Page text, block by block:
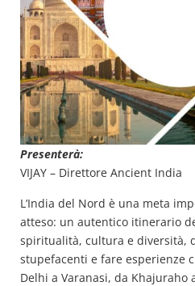
Presenterà:
VIJAY – Direttore Ancient India
L’India del Nord è una meta
atteso: un autentico itinerario
spiritualità, cultura e diversità,
stupefacenti e fare esperienze
Delhi a Varanasi, da Khajuraho